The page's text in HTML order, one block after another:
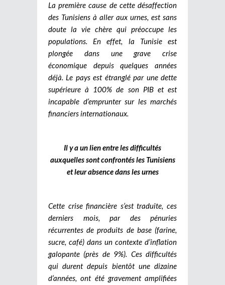
La première cause de cette désaffection
des Tunisiens à aller aux urnes, est sans
doute la vie chère qui préoccupe les
populations. En effet, la Tunisie est
plongée dans une grave crise
économique depuis quelques années
déjà. Le pays est étranglé par une dette
supérieure à 100% de son PIB et est
incapable d’emprunter sur les marchés
financiers internationaux.
Il y a un lien entre les difficultés
auxquelles sont confrontés les Tunisiens
et leur absence dans les urnes
Cette crise financière s’est traduite, ces
derniers mois, par des pénuries
récurrentes de produits de base (farine,
sucre, café) dans un contexte d’inflation
galopante (près de 9%). Ces difficultés
qui durent depuis bientôt une dizaine
d’années, ont été gravement amplifiées